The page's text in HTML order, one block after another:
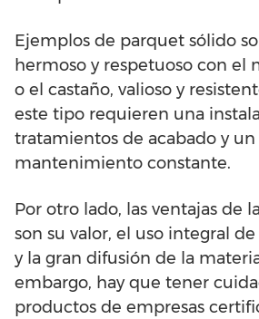
Ejemplos de parquet sólido
hermoso y respetuoso con el
o el castaño, valioso y
este tipo requieren una
tratamientos de acabado y
mantenimiento constante.
Por otro lado, las ventajas de
son su valor, el uso integral
y la gran difusión de la
embargo, hay que tener
productos de empresas